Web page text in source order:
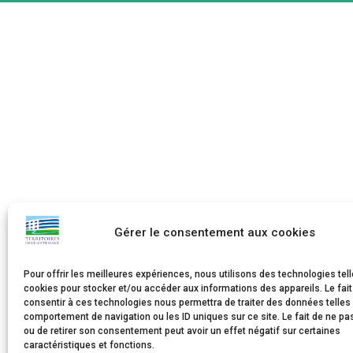
Gérer le consentement aux cookies
Pour offrir les meilleures expériences, nous utilisons des technologies
cookies pour stocker et/ou accéder aux informations des appareils. Le
consentir à ces technologies nous permettra de traiter des données telles
comportement de navigation ou les ID uniques sur ce site. Le fait de ne
ou de retirer son consentement peut avoir un effet négatif sur certaines
caractéristiques et fonctions.